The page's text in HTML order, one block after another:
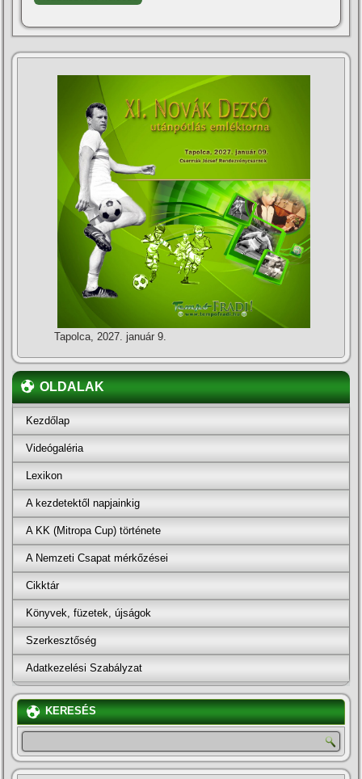
Tapolca, 2027. január 9.
OLDALAK
Kezdőlap
Videógaléria
Lexikon
A kezdetektől napjainkig
A KK (Mitropa Cup) története
A Nemzeti Csapat mérkőzései
Cikktár
Könyvek, füzetek, újságok
Szerkesztőség
Adatkezelési Szabályzat
KERESÉS